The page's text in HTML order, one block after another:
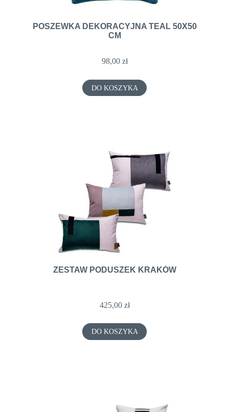
POSZEWKA DEKORACYJNA TEAL 50X50
CM
98,00 zł
DO KOSZYKA
ZESTAW PODUSZEK KRAKÓW
425,00 zł
DO KOSZYKA